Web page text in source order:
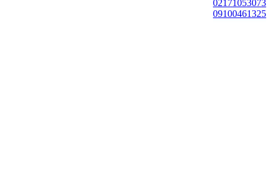
02171053073
09100461325